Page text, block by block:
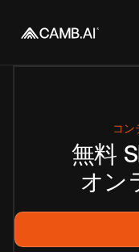
コン
無料
オン